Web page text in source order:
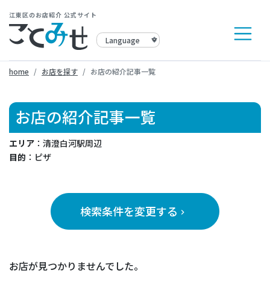
江東区のお店紹介 公式サイト
home お店を探す お店の紹介記事一覧
お店の紹介記事一覧
エリア ：清澄白河駅周辺
目的 ：ピザ
検索条件を変更する keyboard_arrow_right
お店が見つかりませんでした。